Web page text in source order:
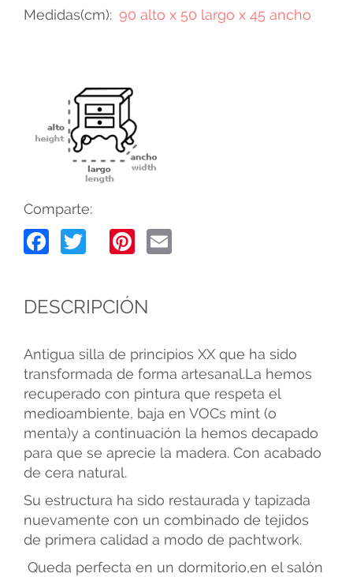
Medidas(cm) 90 alto x 50 largo x 45 ancho
Comparte:
Facebook
TwitterPinterest
DESCRIPCIÓN
Antigua silla de principios XX que ha sido
transformada de forma artesanal.La hemos
recuperado con pintura que respeta el
medioambiente, baja en VOCs mint (o
menta)y a continuación la hemos decapado
para que se aprecie la madera. Con acabado
de cera natural.
Su estructura ha sido restaurada y tapizada
nuevamente con un combinado de tejidos
de primera calidad a modo de pachtwork.
Queda perfecta en un dormitorio,en el salón